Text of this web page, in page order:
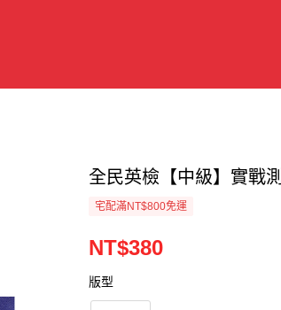
全民英檢【中級】實戰
宅配滿NT$800免運
NT$380
版型